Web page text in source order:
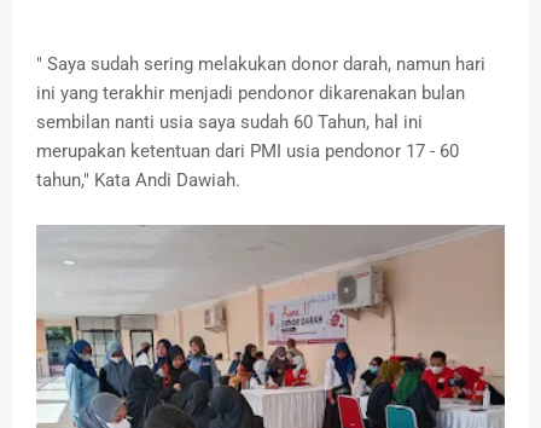
" Saya sudah sering melakukan donor darah, namun hari
ini yang terakhir menjadi pendonor dikarenakan bulan
sembilan nanti usia saya sudah 60 Tahun, hal ini
merupakan ketentuan dari PMI usia pendonor 17 - 60
tahun," Kata Andi Dawiah.